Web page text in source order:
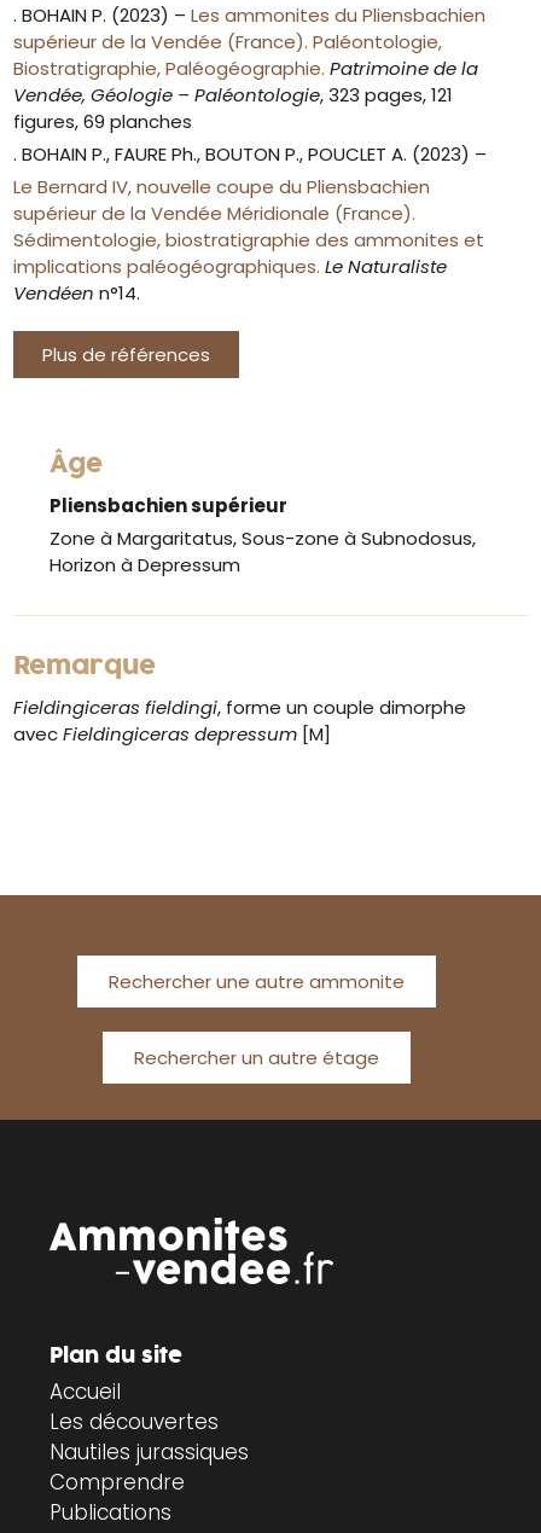
. BOHAIN P. (2023) –Les ammonites du Pliensbachien
supérieur de la Vendée (France). Paléontologie,
Biostratigraphie, Paléogéographie. Patrimoine de la
Vendée, Géologie – Paléontologie, 323 pages, 121
figures, 69 planches
. BOHAIN P., FAURE Ph., BOUTON P., POUCLET A. (2023) –
Le Bernard IV, nouvelle coupe du Pliensbachien
supérieur de la Vendée Méridionale (France).
Sédimentologie, biostratigraphie des ammonites et
implications paléogéographiques.Le Naturaliste
Vendéen n°14.
Plus de références
Âge
Pliensbachien supérieur
Zone à Margaritatus, Sous-zone à Subnodosus,
Horizon à Depressum
Remarque
Fieldingiceras fieldingi, forme un couple dimorphe
avecFieldingiceras depressum [M]
Rechercher une autre ammonite
Rechercher un autre étage
Plan du site
Accueil
Les découvertes
Nautiles jurassiques
Comprendre
Publications